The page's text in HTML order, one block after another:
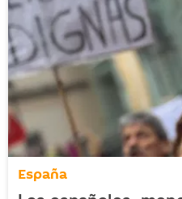
España